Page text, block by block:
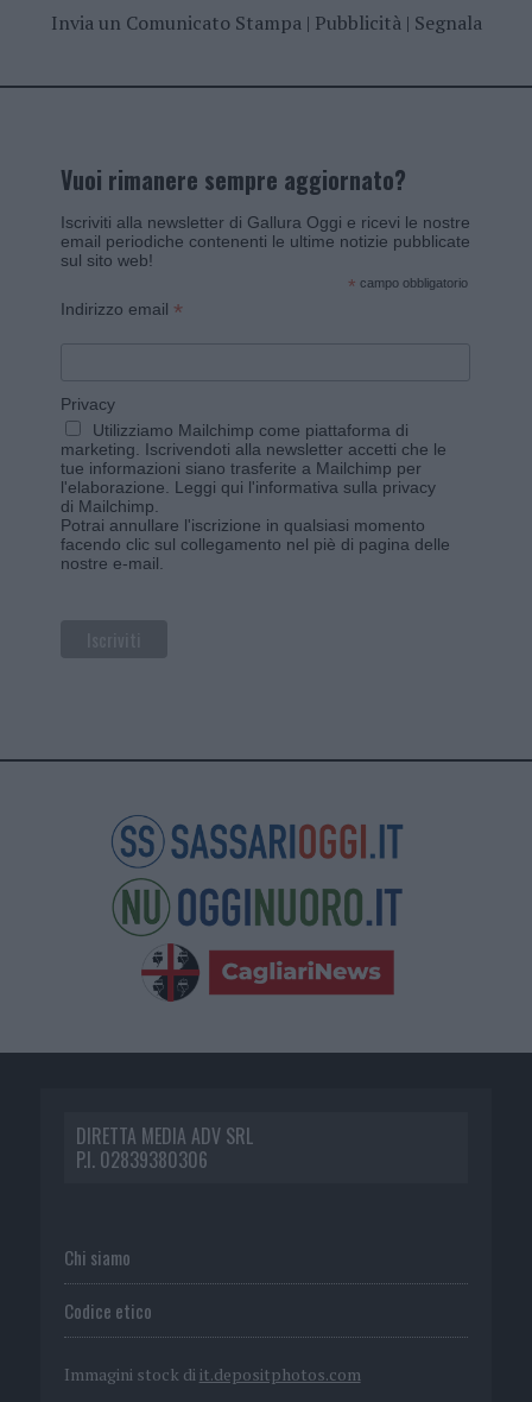
Invia un Comunicato Stampa| Pubblicità| Segnala
Vuoi rimanere sempre aggiornato?
Iscriviti alla newsletter di Gallura Oggi e ricevi le nostre
email periodiche contenenti le ultime notizie pubblicate
sul sito web!
* campo obbligatorio
Indirizzo email *
Privacy
Utilizziamo Mailchimp come piattaforma di
marketing. Iscrivendoti alla newsletter accetti che le
tue informazioni siano trasferite a Mailchimp per
l'elaborazione. Leggi qui l'informativa sulla privacy
di Mailchimp
Potrai annullare l'iscrizione in qualsiasi momento
facendo clic sul collegamento nel piè di pagina delle
nostre e-mail.
DIRETTA MEDIA ADV SRL
P.I. 02839380306
Chi siamo
Codice etico
Immagini stock di it.depositphotos.com